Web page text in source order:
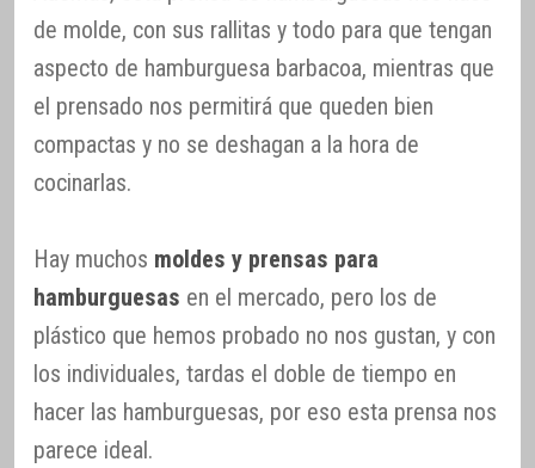
de molde, con sus rallitas y todo para que tengan
aspecto de hamburguesa barbacoa, mientras que
el prensado nos permitirá que queden bien
compactas y no se deshagan a la hora de
cocinarlas.
Hay muchos moldes y prensas para
hamburguesas en el mercado, pero los de
plástico que hemos probado no nos gustan, y con
los individuales, tardas el doble de tiempo en
hacer las hamburguesas, por eso esta prensa nos
parece ideal.